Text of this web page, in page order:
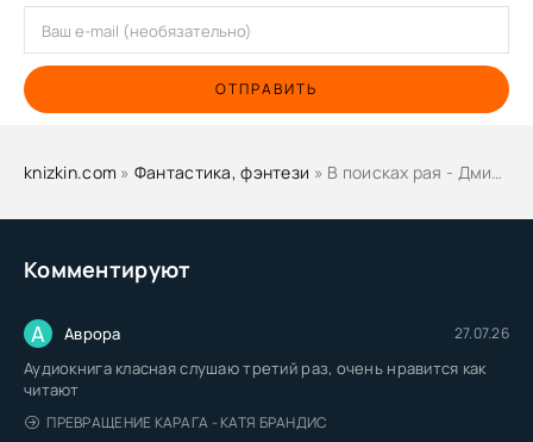
Комментируют
А Аврора 27.07.26
Аудиокнига класная слушаю третий раз, очень нравится как
читают
ПРЕВРАЩЕНИЕ КАРАГА - КАТЯ БРАНДИС
ОТПРАВИТЬ
knizkin.com » Фантастика, фэнтези » В поисках рая - Дмитрий Салливанов